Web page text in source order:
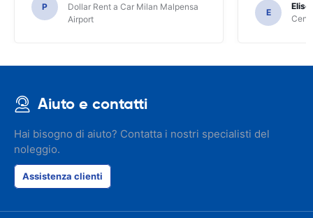
P
Dollar Rent a Car Milan Malpensa
Airport
E
Aiuto e contatti
Hai bisogno di aiuto? Contatta i nostri specialisti del
noleggio.
Assistenza clienti